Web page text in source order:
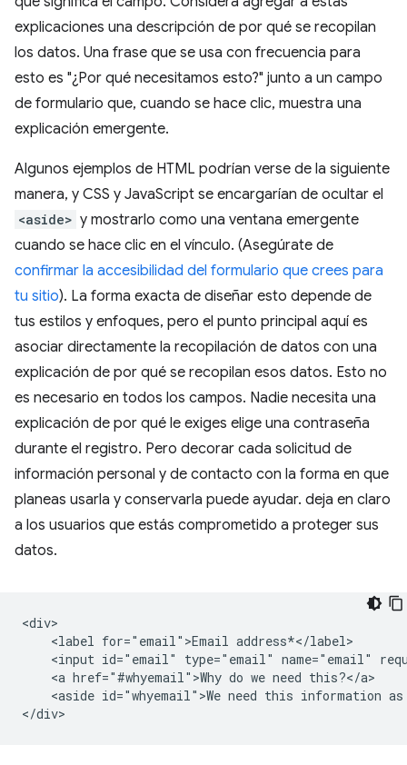
explicaciones una descripción de por qué se recopilan
los datos. Una frase que se usa con frecuencia para
esto es "¿Por qué necesitamos esto?" junto a un campo
de formulario que, cuando se hace clic, muestra una
explicación emergente.
Algunos ejemplos de HTML podrían verse de la siguiente
manera, y CSS y JavaScript se encargarían de ocultar el
<aside> y mostrarlo como una ventana emergente
cuando se hace clic en el vínculo. (Asegúrate de
confirmar la accesibilidad del formulario que crees para
tu sitio). La forma exacta de diseñar esto depende de
tus estilos y enfoques, pero el punto principal aquí es
asociar directamente la recopilación de datos con una
explicación de por qué se recopilan esos datos. Esto no
es necesario en todos los campos. Nadie necesita una
explicación de por qué le exiges elige una contraseña
durante el registro. Pero decorar cada solicitud de
información personal y de contacto con la forma en que
planeas usarla y conservarla puede ayudar. deja en claro
a los usuarios que estás comprometido a proteger sus
datos.
<div>
    <label for="email">Email address*</label>
<input id="email" type="email" name="email"
    <a href="#whyemail">Why do we need this?</a>
<aside id="whyemail">We need this information